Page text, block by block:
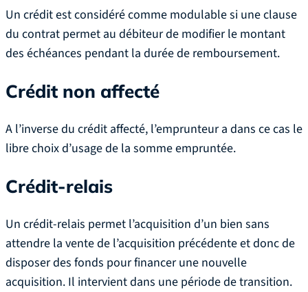
Un crédit est considéré comme modulable si une clause
du contrat permet au débiteur de modifier le montant
des échéances pendant la durée de remboursement.
Crédit non affecté
A l’inverse du crédit affecté, l’emprunteur a dans ce cas le
libre choix d’usage de la somme empruntée.
Crédit-relais
Un crédit-relais permet l’acquisition d’un bien sans
attendre la vente de l’acquisition précédente et donc de
disposer des fonds pour financer une nouvelle
acquisition. Il intervient dans une période de transition.